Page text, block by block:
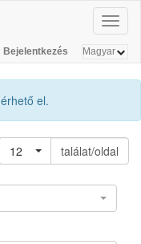
Bejelentkezés
érhető el.
12
találat/oldal